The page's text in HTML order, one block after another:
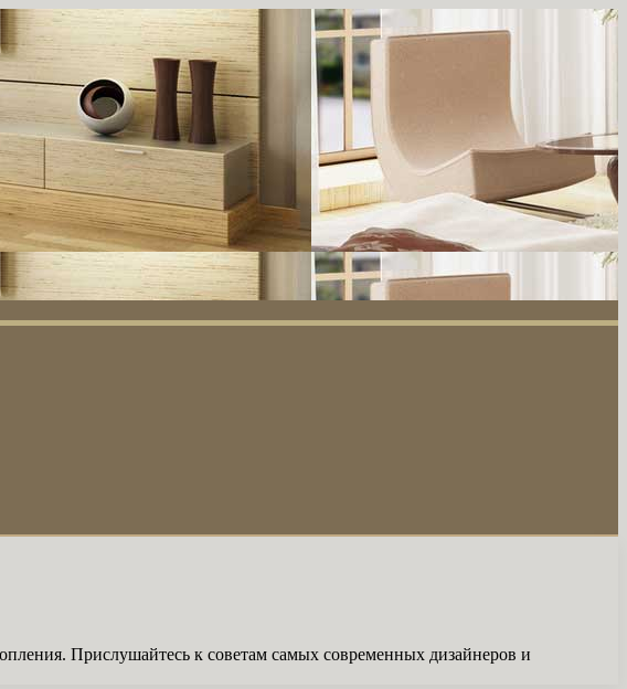
Прислушайтесь к советам самых современных дизайнеров и